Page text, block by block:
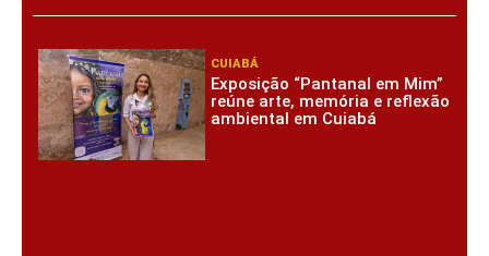
CUIABÁ
Exposição “Pantanal em Mim”
reúne arte, memória e reflexão
ambiental em Cuiabá